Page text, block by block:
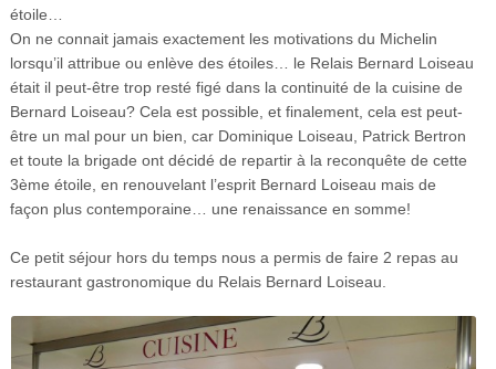
étoile…
On ne connait jamais exactement les motivations du Michelin
lorsqu’il attribue ou enlève des étoiles… le Relais Bernard Loiseau
était il peut-être trop resté figé dans la continuité de la cuisine de
Bernard Loiseau? Cela est possible, et finalement, cela est peut-
être un mal pour un bien, car Dominique Loiseau, Patrick Bertron
et toute la brigade ont décidé de repartir à la reconquête de cette
3ème étoile, en renouvelant l’esprit Bernard Loiseau mais de
façon plus contemporaine… une renaissance en somme!
Ce petit séjour hors du temps nous a permis de faire 2 repas au
restaurant gastronomique du Relais Bernard Loiseau.